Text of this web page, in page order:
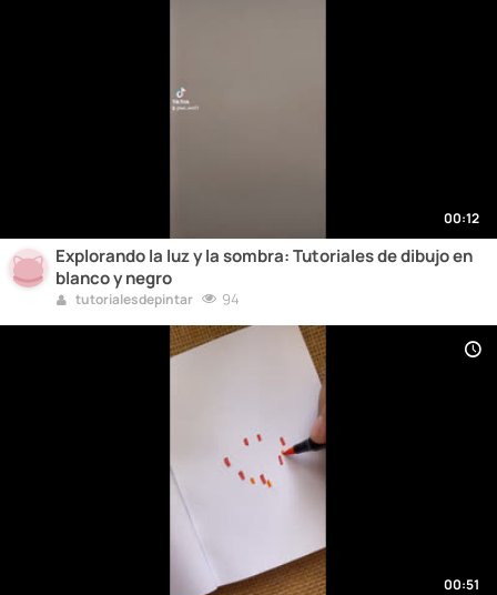
00:12
Explorando la luz y la sombra: Tutoriales de dibujo en
blanco y negro
tutorialesdepintar 94
00:51